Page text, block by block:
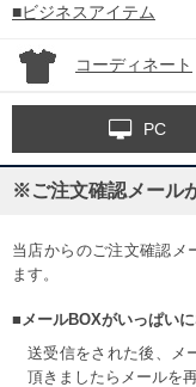
■ビジネスアイテム
コーディネート
PC
※ご注文確認メール
当店からのご注文確認メ
ます。
■メールBOXがいっぱいに
送受信をされた後、メ
頂きましたらメールを